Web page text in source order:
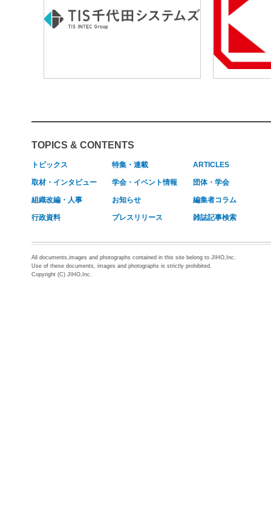
TOPICS & CONTENTS
トピックス 特集・連載 ARTICLES
取材・インタビュー 学会・イベント情報 団体・学会
組織改編・人事 お知らせ 編集者コラム
行政資料 プレスリリース 雑誌記事検索
All documents,images and photographs contained in this site belong to JIHO,Inc.
Use of these documents, images and photographs is strictly prohibited.
Copyright (C) JIHO,Inc.